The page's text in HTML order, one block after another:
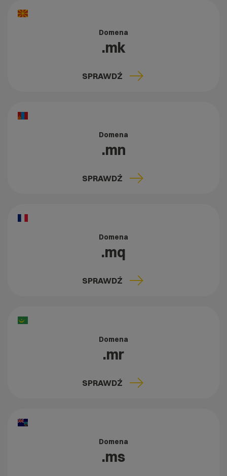
Domena
.mk
SPRAWDŹ
Domena
.mn
SPRAWDŹ
Domena
.mq
SPRAWDŹ
Domena
.mr
SPRAWDŹ
Domena
.ms